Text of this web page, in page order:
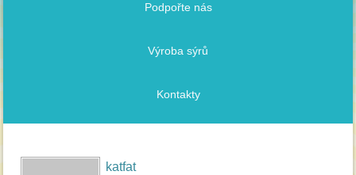
Podpořte nás
Výroba sýrů
Kontakty
katfat